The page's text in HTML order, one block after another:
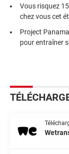
Vous risquez
chez vous cet
Project
pour entraîner